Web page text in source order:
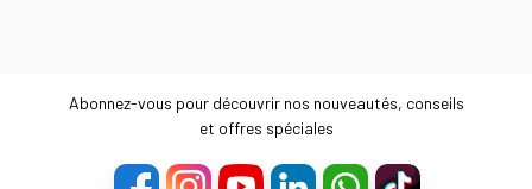
Abonnez-vous pour découvrir nos nouveautés, conseils
et offres spéciales